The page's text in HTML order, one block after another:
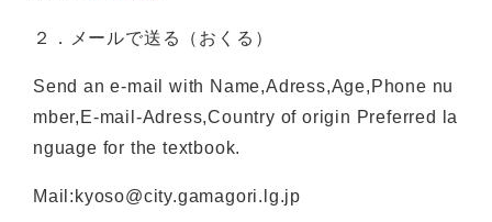
２．メールで送る（おくる）
Send an e-mail with Name,Adress,Age,Phone nu
mber,E-mail-Adress,Country of origin Preferred la
nguage for the textbook.
Mail:kyoso@city.gamagori.lg.jp